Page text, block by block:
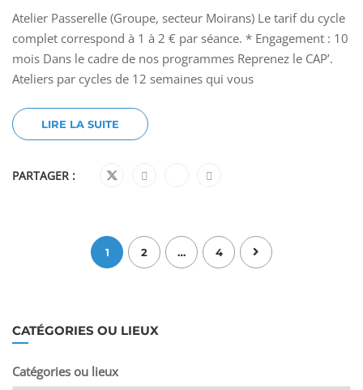
Atelier Passerelle (Groupe, secteur Moirans) Le tarif du cycle
complet correspond à 1 à 2 € par séance. * Engagement : 10
mois Dans le cadre de nos programmes Reprenez le CAP’.
Ateliers par cycles de 12 semaines qui vous
LIRE LA SUITE
PARTAGER :
1 2 … 4
CATÉGORIES OU LIEUX
Catégories ou lieux